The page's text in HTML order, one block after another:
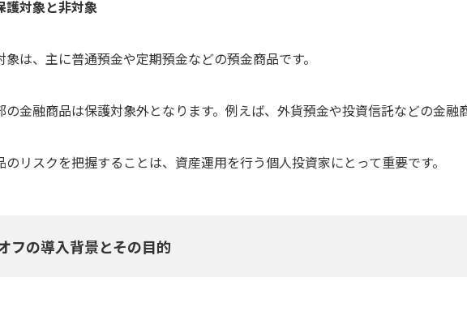
護対象と非対象
は、主に普通預金や定期預金などの預金商品です。
の金融商品は保護対象外となります。例えば、外貨預金や投資信託などの金融
のリスクを把握することは、資産運用を行う個人投資家にとって重要です。
フの導入背景とその目的